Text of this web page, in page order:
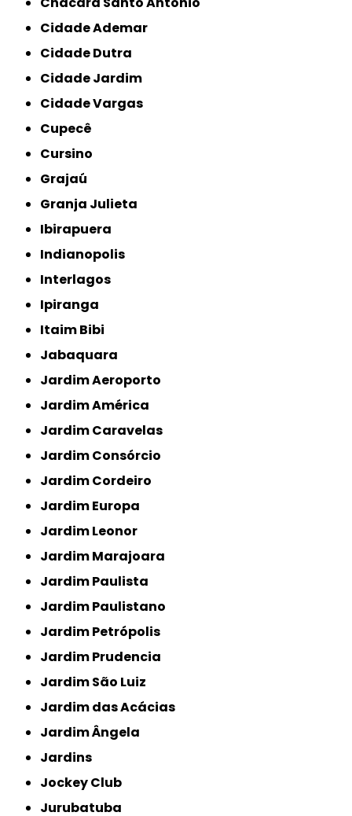
Cidade Ademar
Cidade Dutra
Cidade Jardim
Cidade Vargas
Cupecê
Cursino
Grajaú
Granja Julieta
Ibirapuera
Indianopolis
Interlagos
Ipiranga
Itaim Bibi
Jabaquara
Jardim Aeroporto
Jardim América
Jardim Caravelas
Jardim Consórcio
Jardim Cordeiro
Jardim Europa
Jardim Leonor
Jardim Marajoara
Jardim Paulista
Jardim Paulistano
Jardim Petrópolis
Jardim Prudencia
Jardim São Luiz
Jardim das Acácias
Jardim Ângela
Jardins
Jockey Club
Jurubatuba